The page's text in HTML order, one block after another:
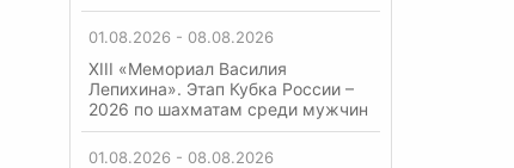
01.08.2026 - 08.08.2026
XIII «Мемориал Василия
Лепихина». Этап Кубка России –
2026 по шахматам среди мужчин
01.08.2026 - 08.08.2026